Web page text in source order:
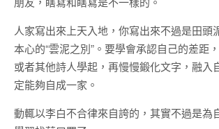
人家寫出來上天入地，你寫出來不過是田
本心的“雲泥之別”。要學會承認自己的差距
或者其他詩人學起，再慢慢鍛化文字，融入
定能夠自成一家。
動輒以李白不合律來自誇的，其實不過是為